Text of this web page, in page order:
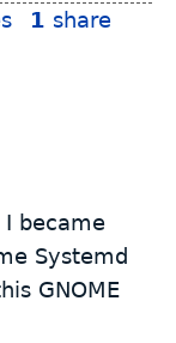
1 share
became
Systemd
GNOME